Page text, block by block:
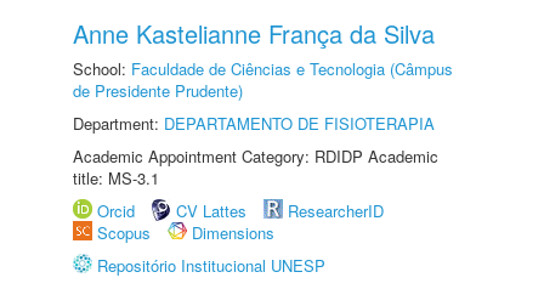
Anne Kastelianne França da Silva
School: Faculdade de Ciências e Tecnologia (Câmpus
de Presidente Prudente)
Department: DEPARTAMENTO DE FISIOTERAPIA
Academic Appointment Category: RDIDP Academic
title: MS-3.1
Orcid
CV Lattes
ResearcherID
Scopus
Dimensions
Repositório Institucional UNESP